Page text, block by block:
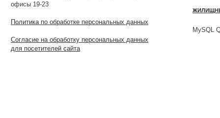
офисы 19-23
Политика по обработке персональных данных
Согласие на обработку персональных данных
для посетителей сайта
MySQL